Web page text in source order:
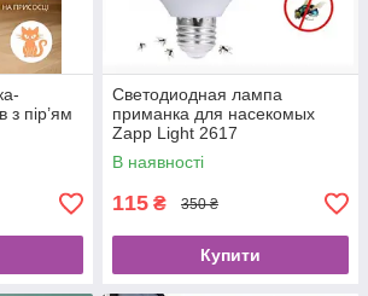
з пір’ям
Светодиодная лампа
приманка для насекомых
Zapp Light 2617
уничтожитель насекомых
В наявності
115 ₴ 350 ₴
Купити